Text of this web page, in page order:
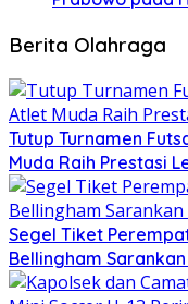
Berita Olahraga
Tutup Turnamen
Muda Raih Prestasi
Segel Tiket
Bellingham